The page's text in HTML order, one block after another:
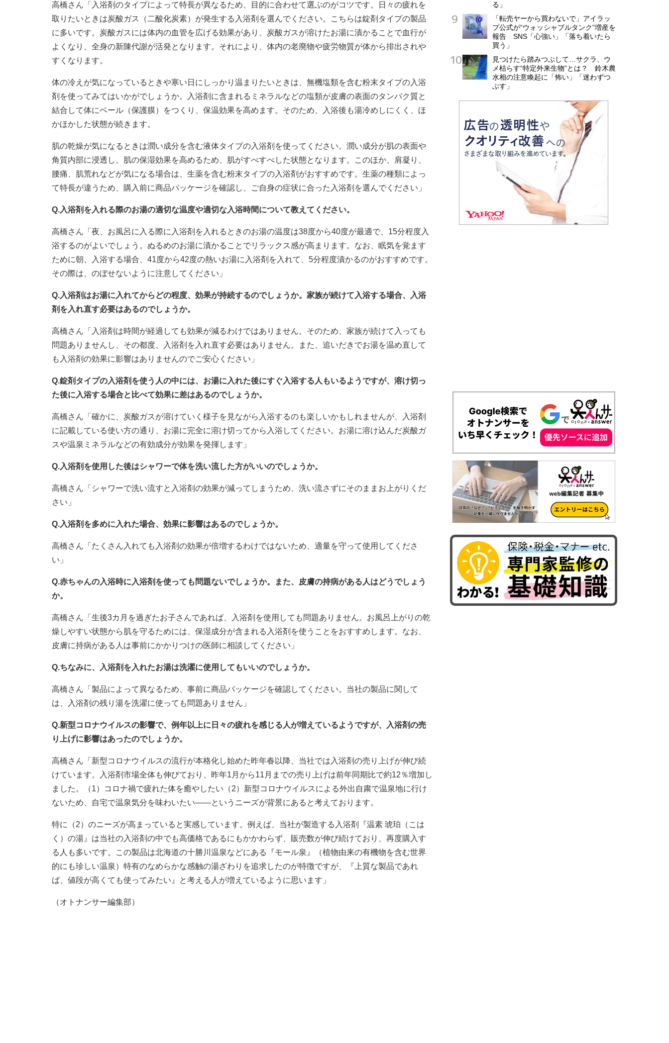
高橋さん「入浴剤のタイプによって特長が異なるため、目的に合わせて選ぶのがコツです。日々の疲れを
取りたいときは炭酸ガス（二酸化炭素）が発生する入浴剤を選んでください。こちらは錠剤タイプの製品
に多いです。炭酸ガスには体内の血管を広げる効果があり、炭酸ガスが溶けたお湯に漬かることで血行が
よくなり、全身の新陳代謝が活発となります。それにより、体内の老廃物や疲労物質が体から排出されや
すくなります。
体の冷えが気になっているときや寒い日にしっかり温まりたいときは、無機塩類を含む粉末タイプの入浴
剤を使ってみてはいかがでしょうか。入浴剤に含まれるミネラルなどの塩類が皮膚の表面のタンパク質と
結合して体にベール（保護膜）をつくり、保温効果を高めます。そのため、入浴後も湯冷めしにくく、ほ
かほかした状態が続きます。
肌の乾燥が気になるときは潤い成分を含む液体タイプの入浴剤を使ってください。潤い成分が肌の表面や
角質内部に浸透し、肌の保湿効果を高めるため、肌がすべすべした状態となります。このほか、肩凝り、
腰痛、肌荒れなどが気になる場合は、生薬を含む粉末タイプの入浴剤がおすすめです。生薬の種類によっ
て特長が違うため、購入前に商品パッケージを確認し、ご自身の症状に合った入浴剤を選んでください」
Q.入浴剤を入れる際のお湯の適切な温度や適切な入浴時間について教えてください。
高橋さん「夜、お風呂に入る際に入浴剤を入れるときのお湯の温度は38度から40度が最適で、15分程度入
浴するのがよいでしょう。ぬるめのお湯に漬かることでリラックス感が高まります。なお、眠気を覚ます
ために朝、入浴する場合、41度から42度の熱いお湯に入浴剤を入れて、5分程度漬かるのがおすすめです。
その際は、のぼせないように注意してください」
Q.入浴剤はお湯に入れてからどの程度、効果が持続するのでしょうか。家族が続けて入浴する場合、入浴
剤を入れ直す必要はあるのでしょうか。
高橋さん「入浴剤は時間が経過しても効果が減るわけではありません。そのため、家族が続けて入っても
問題ありませんし、その都度、入浴剤を入れ直す必要はありません。また、追いだきでお湯を温め直して
も入浴剤の効果に影響はありませんのでご安心ください」
Q.錠剤タイプの入浴剤を使う人の中には、お湯に入れた後にすぐ入浴する人もいるようですが、溶け切っ
た後に入浴する場合と比べて効果に差はあるのでしょうか。
高橋さん「確かに、炭酸ガスが溶けていく様子を見ながら入浴するのも楽しいかもしれませんが、入浴剤
に記載している使い方の通り、お湯に完全に溶け切ってから入浴してください。お湯に溶け込んだ炭酸ガ
スや温泉ミネラルなどの有効成分が効果を発揮します」
Q.入浴剤を使用した後はシャワーで体を洗い流した方がいいのでしょうか。
高橋さん「シャワーで洗い流すと入浴剤の効果が減ってしまうため、洗い流さずにそのままお上がりくだ
さい」
Q.入浴剤を多めに入れた場合、効果に影響はあるのでしょうか。
高橋さん「たくさん入れても入浴剤の効果が倍増するわけではないため、適量を守って使用してくださ
い」
Q.赤ちゃんの入浴時に入浴剤を使っても問題ないでしょうか。また、皮膚の持病がある人はどうでしょう
か。
高橋さん「生後3カ月を過ぎたお子さんであれば、入浴剤を使用しても問題ありません。お風呂上がりの乾
燥しやすい状態から肌を守るためには、保湿成分が含まれる入浴剤を使うことをおすすめします。なお、
皮膚に持病がある人は事前にかかりつけの医師に相談してください」
Q.ちなみに、入浴剤を入れたお湯は洗濯に使用してもいいのでしょうか。
高橋さん「製品によって異なるため、事前に商品パッケージを確認してください。当社の製品に関して
は、入浴剤の残り湯を洗濯に使っても問題ありません」
Q.新型コロナウイルスの影響で、例年以上に日々の疲れを感じる人が増えているようですが、入浴剤の売
り上げに影響はあったのでしょうか。
高橋さん「新型コロナウイルスの流行が本格化し始めた昨年春以降、当社では入浴剤の売り上げが伸び続
けています。入浴剤市場全体も伸びており、昨年1月から11月までの売り上げは前年同期比で約12％増加し
ました。（1）コロナ禍で疲れた体を癒やしたい（2）新型コロナウイルスによる外出自粛で温泉地に行け
ないため、自宅で温泉気分を味わいたい――というニーズが背景にあると考えております。
特に（2）のニーズが高まっていると実感しています。例えば、当社が製造する入浴剤『温素 琥珀（こは
く）の湯』は当社の入浴剤の中でも高価格であるにもかかわらず、販売数が伸び続けており、再度購入す
る人も多いです。この製品は北海道の十勝川温泉などにある『モール泉』（植物由来の有機物を含む世界
的にも珍しい温泉）特有のなめらかな感触の湯ざわりを追求したのが特徴ですが、『上質な製品であれ
ば、値段が高くても使ってみたい』と考える人が増えているように思います」
（オトナンサー編集部）
る」
「転売ヤーから買わないで」アイラッ
プ公式が“ウォッシャブルタンク”増産を
報告 SNS「心強い」「落ち着いたら
買う」
見つけたら踏みつぶして…サクラ、ウ
メ枯らす“特定外来生物”とは？ 鈴木農
水相の注意喚起に「怖い」「迷わずつ
ぶす」